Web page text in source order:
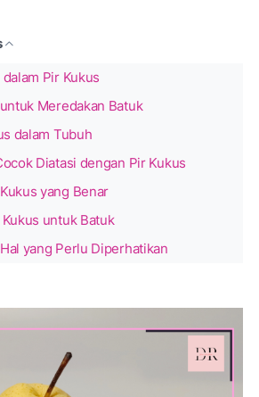
Pir Kukus
Meredakan Batuk
dalam Tubuh
Diatasi dengan Pir Kukus
yang Benar
untuk Batuk
yang Perlu Diperhatikan